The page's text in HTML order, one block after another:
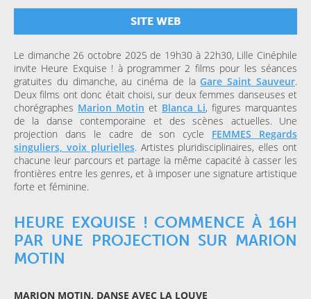
SITE WEB
Le dimanche 26 octobre 2025 de 19h30 à 22h30, Lille Cinéphile
invite Heure Exquise ! à programmer 2 films pour les séances
gratuites du dimanche, au cinéma de laGare Saint Sauveur.
Deux films ont donc était choisi, sur deux femmes danseuses et
chorégraphes Marion Motin et Blanca Li, figures marquantes
de la danse contemporaine et des scènes actuelles. Une
projection dans le cadre de son cycle FEMMES Regards
singuliers, voix plurielles. Artistes pluridisciplinaires, elles ont
chacune leur parcours et partage la même capacité à casser les
frontières entre les genres, et à imposer une signature artistique
forte et féminine.
HEURE EXQUISE ! COMMENCE À 16H
PAR UNE PROJECTION SUR MARION
MOTIN
MARION MOTIN, DANSE AVEC LA LOUVE